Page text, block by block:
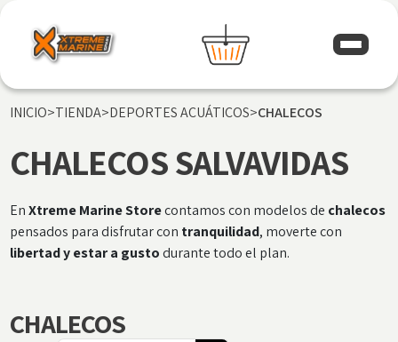
INICIO>TIENDA>DEPORTES ACUÁTICOS>CHALECOS
CHALECOS SALVAVIDAS
EnXtreme Marine Storecontamos con modelos de chalecos
pensados para disfrutar con tranquilidad, moverte con
libertady estar a gustodurante todo el plan.
CHALECOS